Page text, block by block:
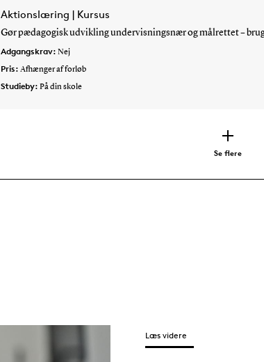
Aktionslæring | Kursus
Gør pædagogisk udvikling undervisningsnær og målrettet –
Adgangskrav:Nej
Pris: Afhænger af forløb
Studieby:På din skole
Se flere
Læs videre